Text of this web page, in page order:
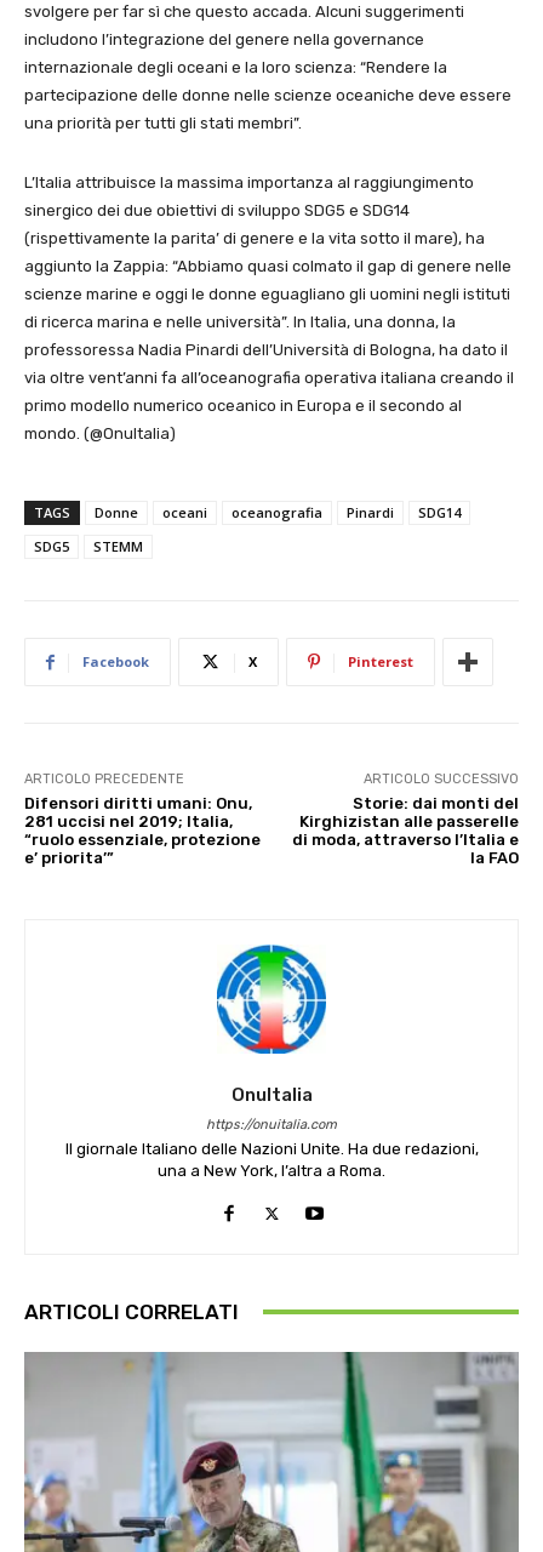
svolgere per far sì che questo accada. Alcuni suggerimenti
includono l’integrazione del genere nella governance
internazionale degli oceani e la loro scienza: “Rendere la
partecipazione delle donne nelle scienze oceaniche deve essere
una priorità per tutti gli stati membri”.
L’Italia attribuisce la massima importanza al raggiungimento
sinergico dei due obiettivi di sviluppo SDG5 e SDG14
(rispettivamente la parita’ di genere e la vita sotto il mare), ha
aggiunto la Zappia: “Abbiamo quasi colmato il gap di genere nelle
scienze marine e oggi le donne eguagliano gli uomini negli istituti
di ricerca marina e nelle università”. In Italia, una donna, la
professoressa Nadia Pinardi dell’Università di Bologna, ha dato il
via oltre vent’anni fa all’oceanografia operativa italiana creando il
primo modello numerico oceanico in Europa e il secondo al
mondo. (@OnuItalia)
TAGS Donne oceani oceanografia Pinardi
SDG14
SDG5
STEMM
Facebook X Pinterest
ARTICOLO PRECEDENTE
Difensori diritti umani: Onu,
281 uccisi nel 2019; Italia,
“ruolo essenziale, protezione
e’ priorita’”
ARTICOLO SUCCESSIVO
Storie: dai monti del
Kirghizistan alle passerelle
di moda, attraverso l’Italia e
la FAO
OnuItalia
https://onuitalia.com
Il giornale Italiano delle Nazioni Unite. Ha due redazioni,
una a New York, l’altra a Roma.
ARTICOLI CORRELATI